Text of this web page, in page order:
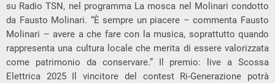
su Radio TSN, nel programma La mosca nel Molinari condotto
da Fausto Molinari. “È sempre un piacere – commenta Fausto
Molinari – avere a che fare con la musica, soprattutto quando
rappresenta una cultura locale che merita di essere valorizzata
come patrimonio da conservare.” Il premio: live a Scossa
Elettrica 2025 Il vincitore del contest Ri-Generazione potrà